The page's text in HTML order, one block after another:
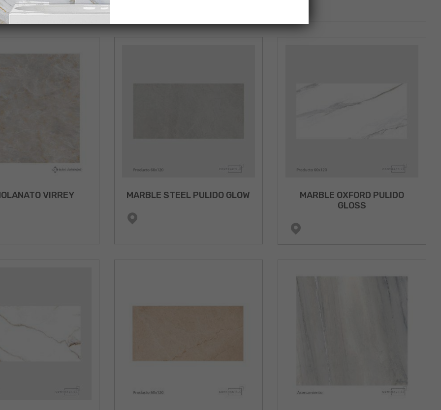
VIRREY MARBLE STEEL PULIDO GLOW
MARBLE OXFORD PULIDO
GLOSS